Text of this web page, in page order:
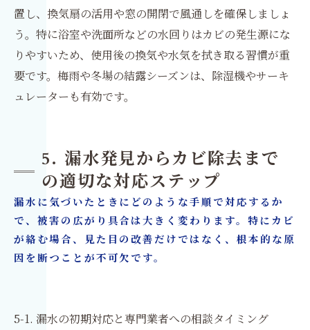
置し、換気扇の活用や窓の開閉で風通しを確保しましょ
う。特に浴室や洗面所などの水回りはカビの発生源にな
りやすいため、使用後の換気や水気を拭き取る習慣が重
要です。梅雨や冬場の結露シーズンは、除湿機やサーキ
ュレーターも有効です。
5. 漏水発見からカビ除去まで
の適切な対応ステップ
漏水に気づいたときにどのような手順で対応するか
で、被害の広がり具合は大きく変わります。特にカビ
が絡む場合、見た目の改善だけではなく、根本的な原
因を断つことが不可欠です。
5-1. 漏水の初期対応と専門業者への相談タイミング